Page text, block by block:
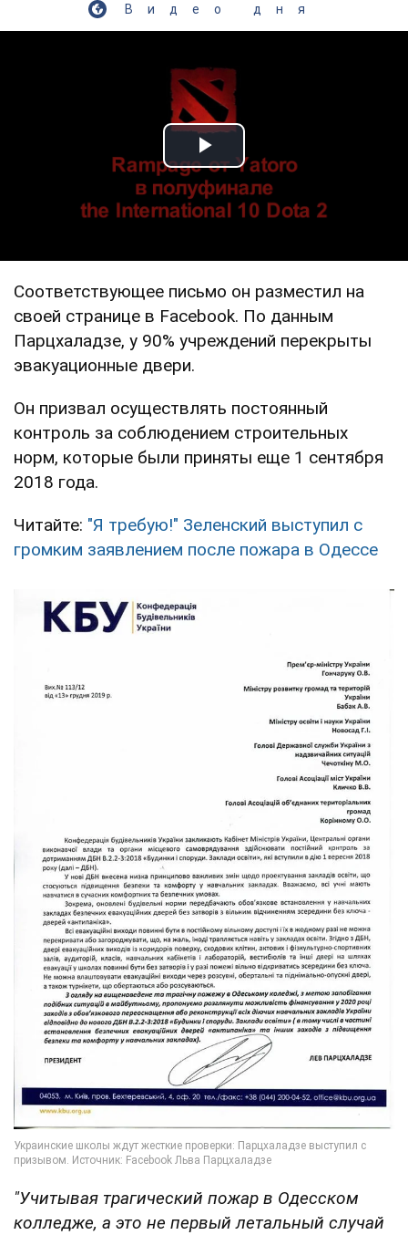
Видео дня
Play Video
Соответствующее письмо он разместил на
своей странице в Facebook. По данным
Парцхаладзе, у 90% учреждений перекрыты
эвакуационные двери.
Он призвал осуществлять постоянный
контроль за соблюдением строительных
норм, которые были приняты еще 1 сентября
2018 года.
Читайте: "Я требую!" Зеленский выступил с
громким заявлением после пожара в Одессе
"Учитывая трагический пожар в Одесском
колледже, а это не первый летальный случай